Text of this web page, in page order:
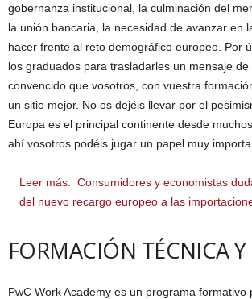
gobernanza institucional, la culminación del
la unión bancaria, la necesidad de avanzar en
hacer frente al reto demográfico europeo. Por
los graduados para trasladarles un mensaje de
convencido que vosotros, con vuestra
un sitio mejor. No os dejéis llevar por el
Europa es el principal continente desde
ahí vosotros podéis jugar un papel muy
Leer más: Consumidores y economistas
del nuevo recargo europeo a las
FORMACIÓN TÉCNICA
PwC Work Academy es un programa formativo